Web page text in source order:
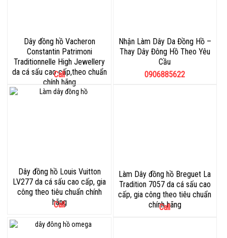
Dây đồng hồ Vacheron
Constantin Patrimoni
Traditionnelle High Jewellery
da cá sấu cao cấp,theo chuẩn
chính hãng
Call
Nhận Làm Dây Da Đồng Hồ –
Thay Dây Đông Hồ Theo Yêu
Cầu
0906885622
Dây đồng hồ Louis Vuitton
LV277 da cá sấu cao cấp, gia
công theo tiêu chuẩn chính
hãng
Call
Làm Dây đồng hồ Breguet La
Tradition 7057 da cá sấu cao
cấp, gia công theo tiêu chuẩn
chính hãng
Call